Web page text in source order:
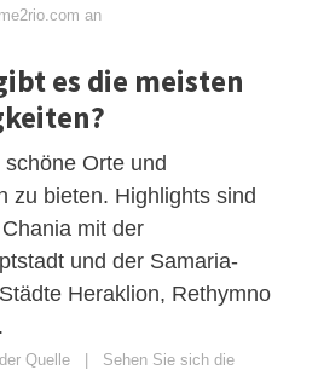
an
es die meisten
Orte und
zu bieten. Highlights sind
mit der
und der Samaria-
Heraklion, Rethymno
Quelle | Sehen Sie sich die